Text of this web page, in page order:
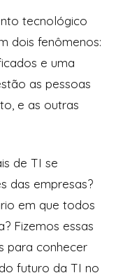
tecnológico
dois fenômenos:
e uma
as pessoas
e as outras
de TI se
das empresas?
em que todos
Fizemos essas
para conhecer
futuro da TI no